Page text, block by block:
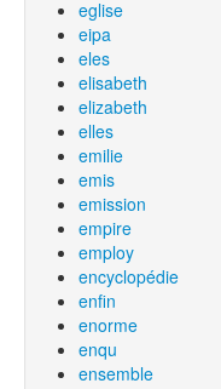
eglise
eipa
eles
elisabeth
elizabeth
elles
emilie
emis
emission
empire
employ
encyclopédie
enfin
enorme
enqu
ensemble